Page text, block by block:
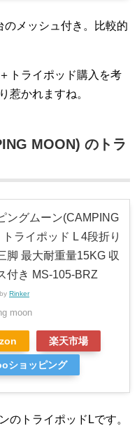
のメッシュ付き。比較的
トライポッド購入を考
惹かれますね。
MOON) のトラ
ングムーン(CAMPING
トライポッド L 4段折り
脚 最大耐重量15KG 収
付き MS-105-BRZ
Rinker
moon
楽天市場
ショッピング
のトライポッドLです。